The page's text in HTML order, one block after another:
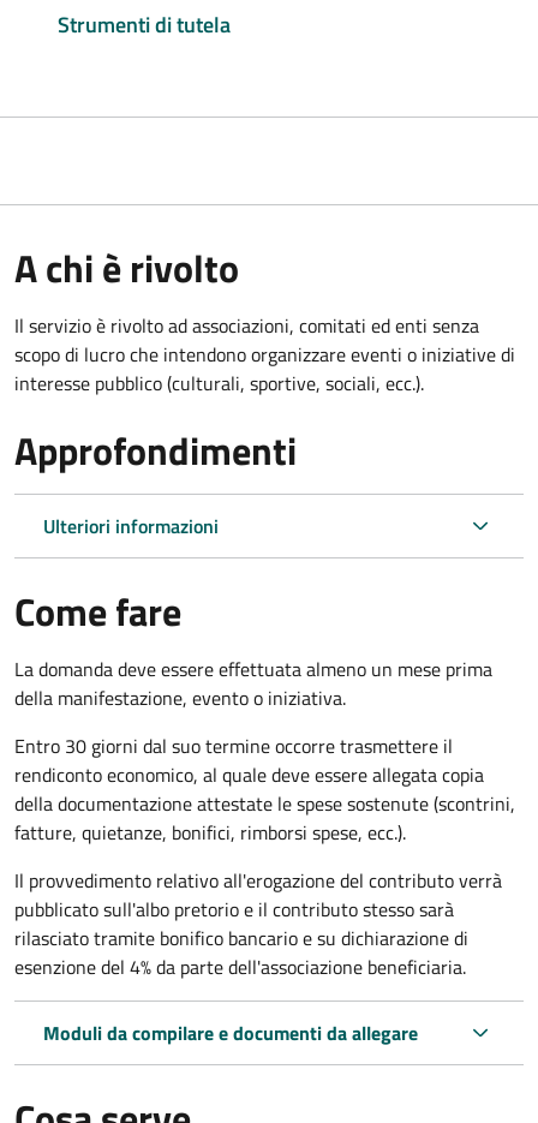
Strumenti di tutela
A chi è rivolto
Il servizio è rivolto ad associazioni, comitati ed enti senza
scopo di lucro che intendono organizzare eventi o iniziative di
interesse pubblico (culturali, sportive, sociali, ecc.).
Approfondimenti
Ulteriori informazioni
Come fare
La domanda deve essere effettuata almeno un mese prima
della manifestazione, evento o iniziativa.
Entro 30 giorni dal suo termine occorre trasmettere il
rendiconto economico, al quale deve essere allegata copia
della documentazione attestate le spese sostenute (scontrini,
fatture, quietanze, bonifici, rimborsi spese, ecc.).
Il provvedimento relativo all'erogazione del contributo verrà
pubblicatosull'albo pretorio e il contributo stesso sarà
rilasciato tramite bonifico bancario e su dichiarazione di
esenzione del 4% da parte dell'associazione beneficiaria.
Moduli da compilare e documenti da allegare